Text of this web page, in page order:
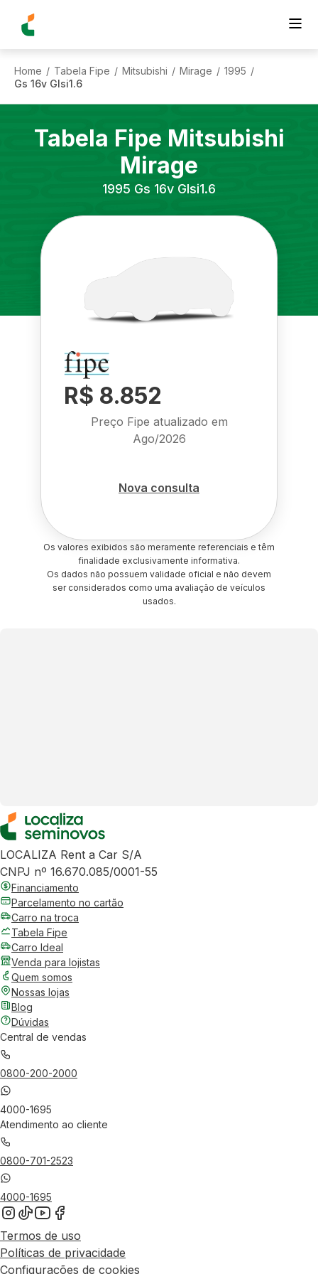
Home / Tabela Fipe / Mitsubishi / Mirage / 1995 /
Gs 16v Glsi1.6
Tabela Fipe Mitsubishi
Mirage
1995 Gs 16v Glsi1.6
R$ 8.852
Preço Fipe atualizado em
Ago/2026
Nova consulta
Os valores exibidos são meramente referenciais e têm
finalidade exclusivamente informativa.
Os dados não possuem validade oficial e não devem
ser considerados como uma avaliação de veículos
usados.
LOCALIZA Rent a Car S/A
CNPJ nº 16.670.085/0001-55
Financiamento
Parcelamento no cartão
Carro na troca
Tabela Fipe
Carro Ideal
Venda para lojistas
Quem somos
Nossas lojas
Blog
Dúvidas
Central de vendas
0800-200-2000
4000-1695
Atendimento ao cliente
0800-701-2523
4000-1695
Termos de uso
Políticas de privacidade
Configurações de cookies